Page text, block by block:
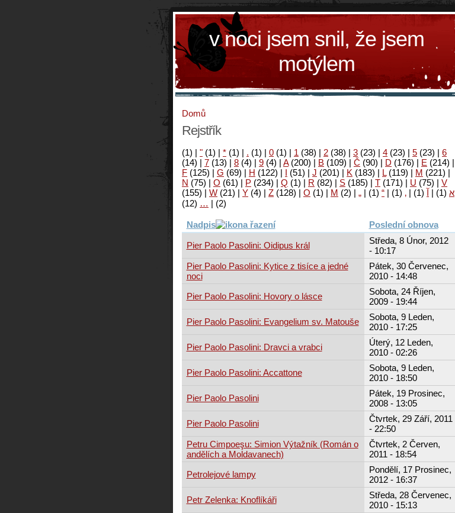
v noci jsem snil, že jsem
motýlem
Domů
Rejstřík
(1) | " (1) | * (1) | . (1) | 0 (1) | 1 (38) | 2 (38) | 3 (23) | 4 (23) | 5 (23) | 6
(14) | 7 (13) | 8 (4) | 9 (4) | A(200) | B (109) | Č (90) | D (176) | E (214) |
F (125) | G (69) | H (122) | I (51) | J (201) | K (183) | L(119) | M (221) |
N (75) | O (61) | P (234) | Q (1) | R (82) | S (185) | T (171) | U (75) | V
(155) | W (21) | Y (4) | Z (128) | Ο (1) | М (2) | א (1)
| آ (1)
|
‚
(1)
|
“
(1)
|
„
(2)
|
…
(12)
Nadpis Poslední obnova
Pier Paolo Pasolini: Oidipus král
Středa, 8 Únor, 2012
- 10:17
Pier Paolo Pasolini: Kytice z tisíce a jedné
noci
Pátek, 30 Červenec,
2010 - 14:48
Pier Paolo Pasolini: Hovory o lásce
Sobota, 24 Říjen,
2009 - 19:44
Pier Paolo Pasolini: Evangelium sv. Matouše
Sobota, 9 Leden,
2010 - 17:25
Pier Paolo Pasolini: Dravci a vrabci
Úterý, 12 Leden,
2010 - 02:26
Pier Paolo Pasolini: Accattone
Sobota, 9 Leden,
2010 - 18:50
Pier Paolo Pasolini
Pátek, 19 Prosinec,
2008 - 13:05
Pier Paolo Pasolini
Čtvrtek, 29 Září, 2011
- 22:50
Petru Cimpoeşu: Simion Výtažník (Román o
andělích a Moldavanech)
Čtvrtek, 2 Červen,
2011 - 18:54
Petrolejové lampy
Pondělí, 17 Prosinec,
2012 - 16:37
Petr Zelenka: Knoflíkáři
Středa, 28 Červenec,
2010 - 15:13